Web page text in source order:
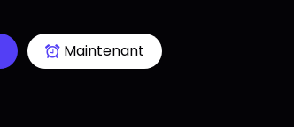
Maintenant